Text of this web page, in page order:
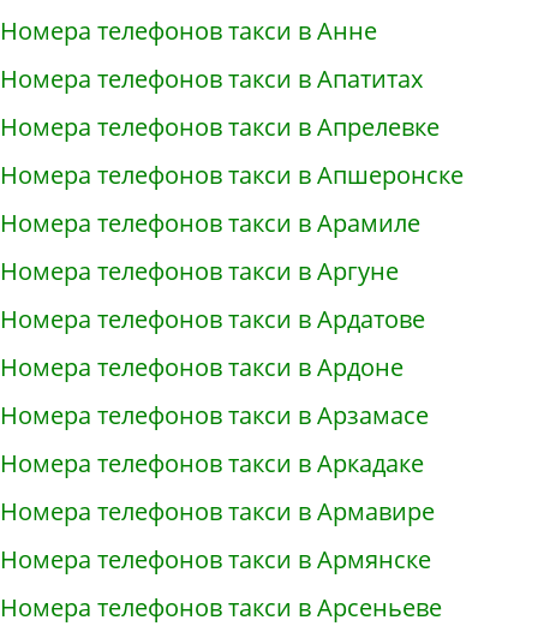
Номера телефонов такси в Анне
Номера телефонов такси в Апатитах
Номера телефонов такси в Апрелевке
Номера телефонов такси в Апшеронске
Номера телефонов такси в Арамиле
Номера телефонов такси в Аргуне
Номера телефонов такси в Ардатове
Номера телефонов такси в Ардоне
Номера телефонов такси в Арзамасе
Номера телефонов такси в Аркадаке
Номера телефонов такси в Армавире
Номера телефонов такси в Армянске
Номера телефонов такси в Арсеньеве